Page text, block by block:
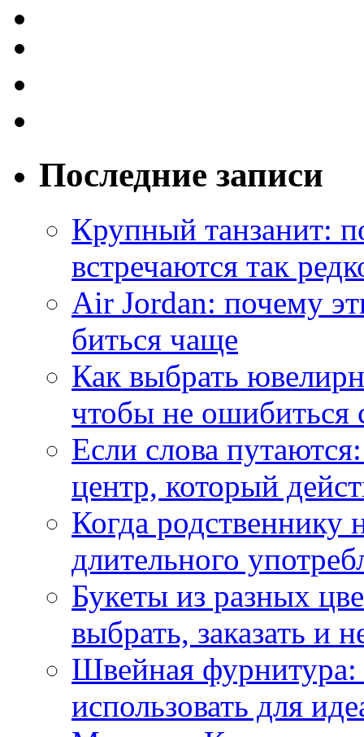
Последние записи
Крупный танзанит:
встречаются так
Air Jordan: почему
биться чаще
Как выбрать
чтобы не ошибиться
Если слова
центр, который
Когда
длительного
Букеты из разных
выбрать, заказать и
Швейная фурнитура:
использовать для